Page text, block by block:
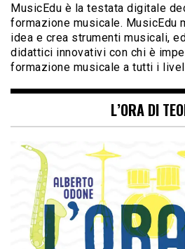
MusicEdu è la testata digitale
formazione musicale. MusicEdu
idea e crea strumenti musicali,
didattici innovativi con chi è
formazione musicale a tutti i
L’ORA DI